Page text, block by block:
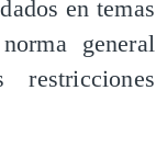
en temas
general